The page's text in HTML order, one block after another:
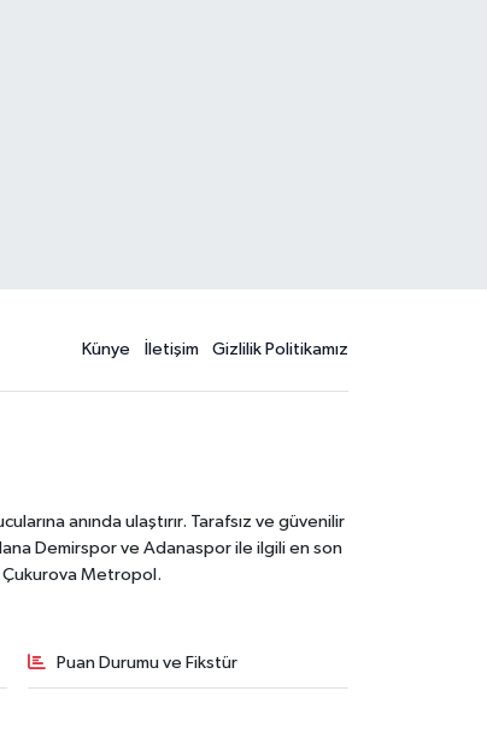
Künye İletişim Gizlilik Politikamız
anında ulaştırır. Tarafsız ve güvenilir
Demirspor ve Adanaspor ile ilgili en son
Metropol.
Puan Durumu ve Fikstür